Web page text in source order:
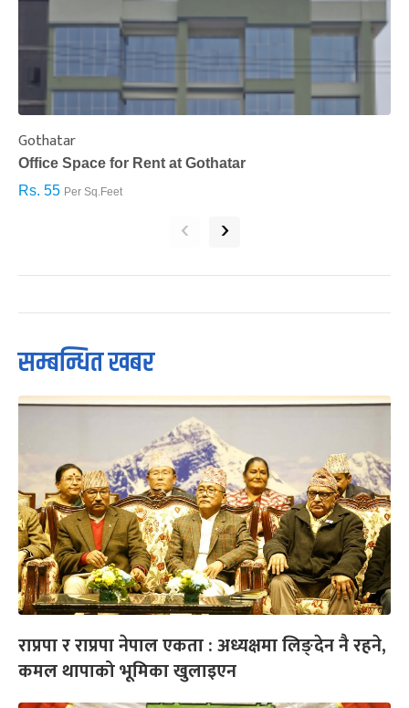
Gothatar
Office Space for Rent at Gothatar
Rs. 55 Per Sq.Feet
‹ ›
सम्बन्धित खबर
राप्रपा र राप्रपा नेपाल एकता : अध्यक्षमा लिङ्देन नै रहने,
कमल थापाको भूमिका खुलाइएन